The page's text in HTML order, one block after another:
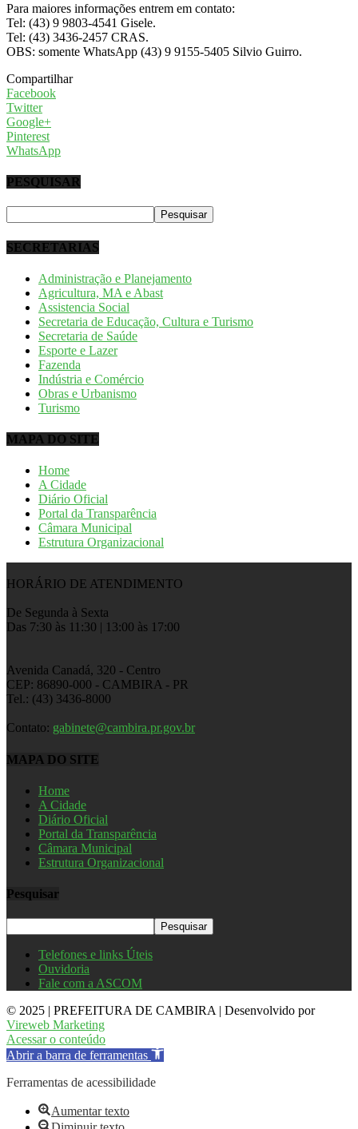
Para maiores informações entrem em contato:
Tel: (43) 9 9803-4541 Gisele.
Tel: (43) 3436-2457 CRAS.
OBS: somente WhatsApp (43) 9 9155-5405 Silvio Guirro.
Compartilhar
Facebook
Twitter
Google+
Pinterest
WhatsApp
PESQUISAR
SECRETARIAS
Administração e Planejamento
Agricultura, MA e Abast
Assistencia Social
Secretaria de Educação, Cultura e Turismo
Secretaria de Saúde
Esporte e Lazer
Fazenda
Indústria e Comércio
Obras e Urbanismo
Turismo
MAPA DO SITE
Home
A Cidade
Diário Oficial
Portal da Transparência
Câmara Municipal
Estrutura Organizacional
HORÁRIO DE ATENDIMENTO
De Segunda à Sexta
Das 7:30 às 11:30 | 13:00 às 17:00
Avenida Canadá, 320 - Centro
CEP: 86890-000 - CAMBIRA - PR
Tel.: (43) 3436-8000
Contato: gabinete@cambira.pr.gov.br
MAPA DO SITE
Home
A Cidade
Diário Oficial
Portal da Transparência
Câmara Municipal
Estrutura Organizacional
Pesquisar
Telefones e links Úteis
Ouvidoria
Fale com a ASCOM
© 2025 | PREFEITURA DE CAMBIRA | Desenvolvido por
Vireweb Marketing
Acessar o conteúdo
Abrir a barra de ferramentas
Ferramentas de acessibilidade
Aumentar texto